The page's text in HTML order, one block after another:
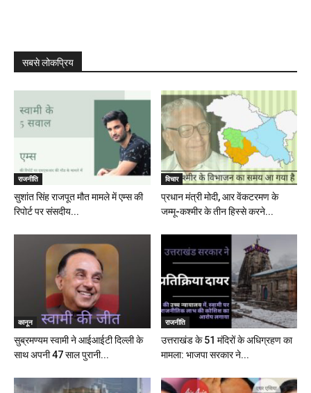
सबसे लोकप्रिय
राजनीति
सुशांत सिंह राजपूत मौत मामले में एम्स की
रिपोर्ट पर संसदीय...
विचार
प्रधान मंत्री मोदी, आर वेंकटरमण के
जम्मू-कश्मीर के तीन हिस्से करने...
कानून
सुब्रमण्यम स्वामी ने आईआईटी दिल्ली के
साथ अपनी 47 साल पुरानी...
राजनीति
उत्तराखंड के 51 मंदिरों के अधिग्रहण का
मामला: भाजपा सरकार ने...